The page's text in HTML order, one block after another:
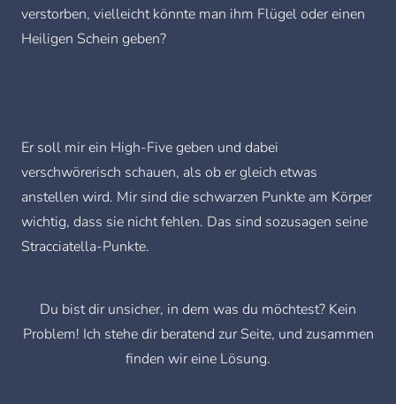
verstorben, vielleicht könnte man ihm Flügel oder einen
Heiligen Schein geben?
Er soll mir ein High-Five geben und dabei
verschwörerisch schauen, als ob er gleich etwas
anstellen wird. Mir sind die schwarzen Punkte am Körper
wichtig, dass sie nicht fehlen. Das sind sozusagen seine
Stracciatella-Punkte.
Du bist dir unsicher, in dem was du möchtest? Kein
Problem! Ich stehe dir beratend zur Seite, und zusammen
finden wir eine Lösung.